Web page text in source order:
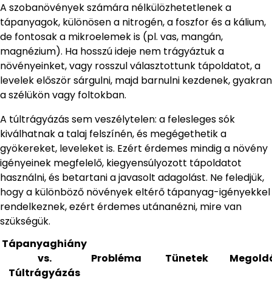
A szobanövények számára nélkülözhetetlenek a
tápanyagok, különösen a nitrogén, a foszfor és a kálium,
de fontosak a mikroelemek is (pl. vas, mangán,
magnézium). Ha hosszú ideje nem trágyáztuk a
növényeinket, vagy rosszul választottunk tápoldatot, a
levelek először sárgulni, majd barnulni kezdenek, gyakran
a szélükön vagy foltokban.
A túltrágyázás sem veszélytelen: a felesleges sók
kiválhatnak a talaj felszínén, és megégethetik a
gyökereket, leveleket is. Ezért érdemes mindig a növény
igényeinek megfelelő, kiegyensúlyozott tápoldatot
használni, és betartani a javasolt adagolást. Ne feledjük,
hogy a különböző növények eltérő tápanyag-igényekkel
rendelkeznek, ezért érdemes utánanézni, mire van
szükségük.
Tápanyaghiány
vs.
Túltrágyázás
Probléma Tünetek